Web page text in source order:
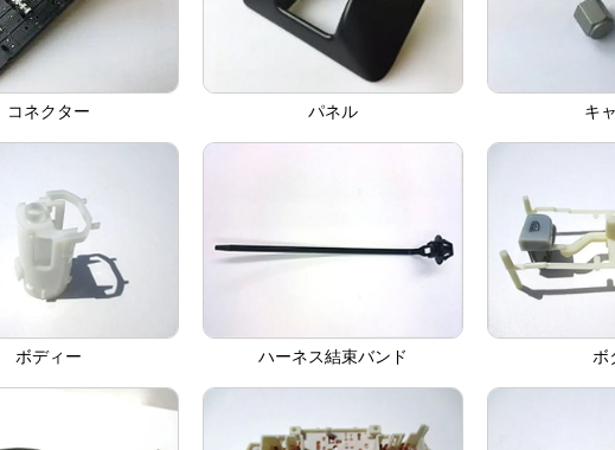
コネクター パネル キ
ボディー ハーネス結束バンド ボ